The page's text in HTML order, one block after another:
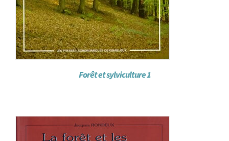
Forêt et sylviculture 1